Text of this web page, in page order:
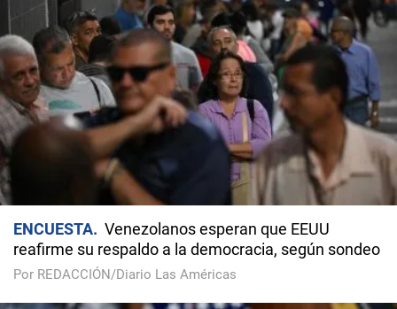
ENCUESTA
Venezolanos esperan que EEUU
reafirme su respaldo a la democracia, según sondeo
Por REDACCIÓN/Diario Las Américas